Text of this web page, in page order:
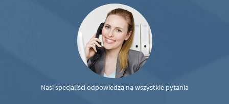
Nasi specjaliści odpowiedzą na wszystkie pytania